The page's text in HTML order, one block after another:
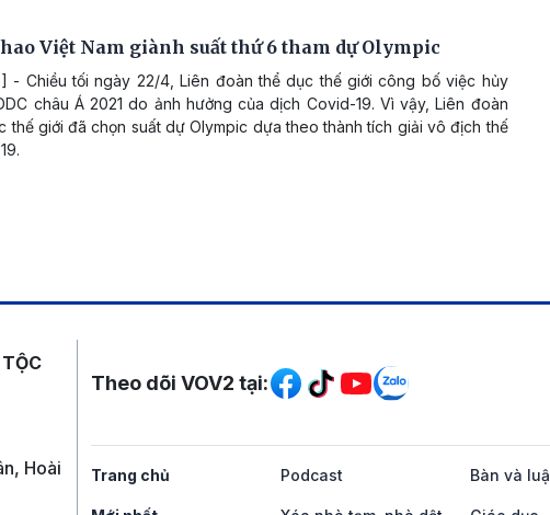
Việt Nam giành suất thứ 6 tham dự Olympic
- Chiều tối ngày 22/4, Liên đoàn thể dục thế giới công bố việc hủy
châu Á 2021 do ảnh hưởng của dịch Covid-19. Vì vậy, Liên đoàn
thế giới đã chọn suất dự Olympic dựa theo thành tích giải vô địch thế
Hoài
Mạng xã hội
Theo dõi VOV2 tại:
Trang chủ Podcast Bàn và